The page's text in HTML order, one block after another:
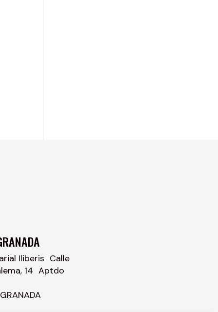
Iliberis Calle
14 Aptdo